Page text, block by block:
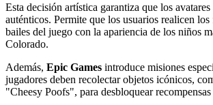
Esta decisión artística garantiza que los avatares
auténticos. Permite que los usuarios realicen los
bailes del juego con la apariencia de los niños
Colorado.
Además, Epic Games introduce misiones
jugadores deben recolectar objetos icónicos,
"Cheesy Poofs", para desbloquear